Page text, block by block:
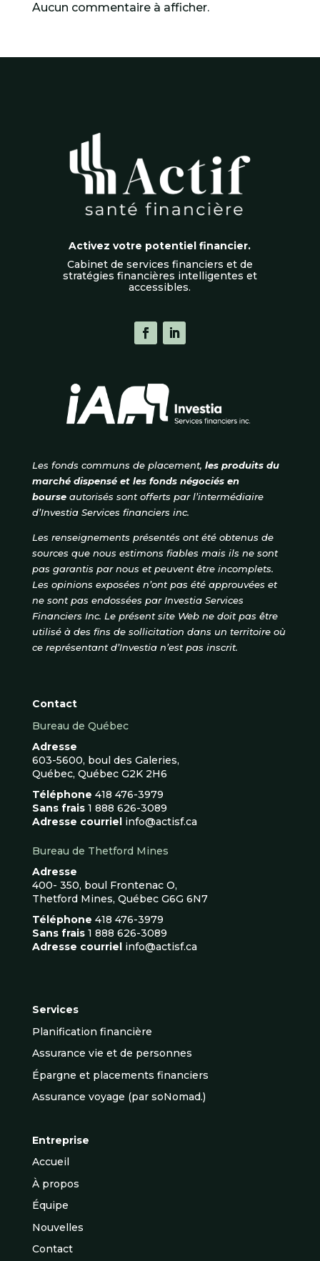
Aucun commentaire à afficher.
Activez votre potentiel financier.
Cabinet de services financiers et de
stratégies financières intelligentes et
accessibles.
Les fonds communs de placement, les produits du
marché dispensé et les fonds négociés en
bourseautorisés sont offerts par l’intermédiaire
d’Investia Services financiers inc.
Les renseignements présentés ont été obtenus de
sources que nous estimons fiables mais ils ne sont
pas garantis par nous et peuvent être incomplets.
Les opinions exposées n’ont pas été approuvées et
ne sont pas endossées par Investia Services
Financiers Inc. Le présent site Web ne doit pas être
utilisé à des fins de sollicitation dans un territoire où
ce représentant d’Investia n’est pas inscrit.
Contact
Bureau de Québec
Adresse
603-5600, boul des Galeries,
Québec, Québec G2K 2H6
Téléphone 418 476-3979
Sans frais 1 888 626-3089
Adresse courriel info@actisf.ca
Bureau de Thetford Mines
Adresse
400- 350, boul Frontenac O,
Thetford Mines, Québec G6G 6N7
Téléphone 418 476-3979
Sans frais 1 888 626-3089
Adresse courriel info@actisf.ca
Services
Planification financière
Assurance vie et de personnes
Épargne et placements financiers
Assurance voyage (par soNomad.)
Entreprise
Accueil
À propos
Équipe
Nouvelles
Contact